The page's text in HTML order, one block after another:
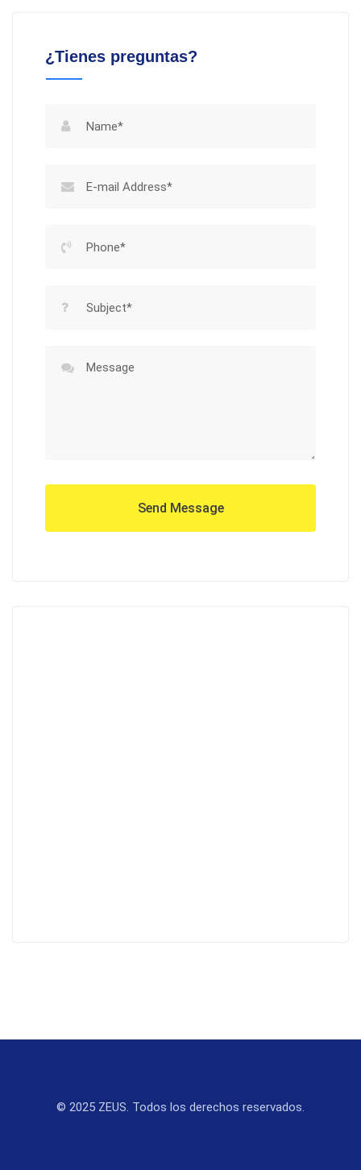
¿Tienes preguntas?
© 2025 ZEUS. Todos los derechos reservados.